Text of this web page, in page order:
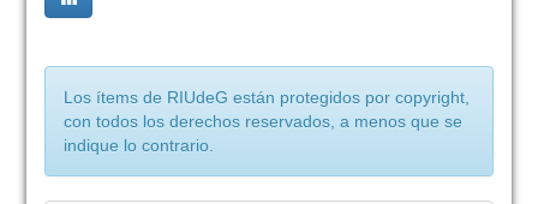
Los ítems de RIUdeG están protegidos por copyright,
con todos los derechos reservados, a menos que se
indique lo contrario.